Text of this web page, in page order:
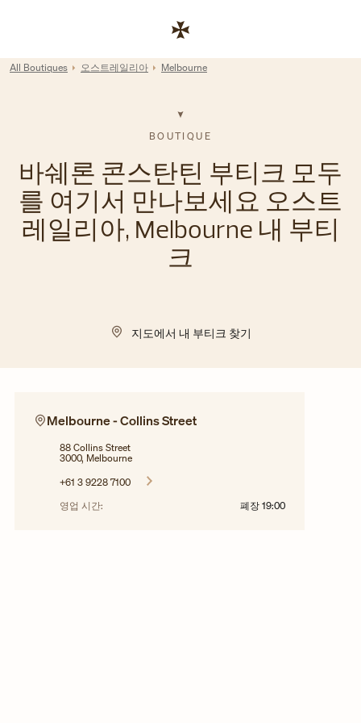
Return to Nav
All Boutiques 오스트레일리아 Melbourne
BOUTIQUE
바쉐론 콘스탄틴 부티크 모두
를 여기서 만나보세요 오스트
레일리아, Melbourne 내 부티
크
지도에서 내 부티크 찾기
Melbourne - Collins Street
88 Collins Street
3000, Melbourne
+61 3 9228 7100
영업 시간:
폐장 19:00